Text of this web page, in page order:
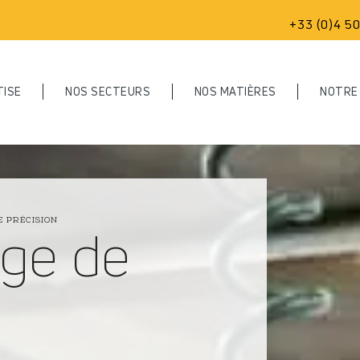
+33 (0)4
NOS SECTEURS NOS MATIÈRES
Inox
PRÉCISION de